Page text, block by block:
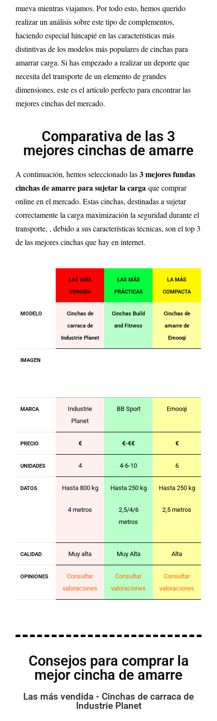
mueva mientras viajamos.Por todo esto, hemos querido
realizar un análisis sobre este tipo de complementos,
haciendo especial hincapié en las características más
distintivas de los modelos más populares de cinchas para
amarrar carga. Si has empezado a realizar un deporte que
necesita del transporte de un elemento de grandes
dimensiones, este es el artículo perfecto para encontrar las
mejores cinchas del mercado.
Comparativa de las 3
mejores cinchas de amarre
A continuación, hemos seleccionado las3mejores fundas
cinchas de amarre para sujetar la cargaque comprar
online en el mercado. Estas cinchas, destinadas a sujetar
correctamente la carga maximización la seguridad durante el
transporte, , debido a sus características técnicas, son el top 3
de las mejores cinchas que hay en internet.
LAS MÁS
VENDIDA
LAS MÁS
PRÁCTICAS
LA MÁS
COMPACTA
MODELO
Cinchas de
carraca de
Industrie Planet
Cinchas Build
and Fitness
Cinchas de
amarre de
Emooqi
IMAGEN
MARCA
Industrie
Planet
BB Sport Emooqi
PRECIO € €-€€ €
UNIDADES 4 4-6-10 6
DATOS Hasta 800 kg
4 metros
Hasta 250 kg
2,5/4/6
metros
Hasta 250 kg
2,5 metros
CALIDAD Muy alta Muy Alta Alta
OPINIONES
Consultar
valoraciones
Consultar
valoraciones
Consultar
valoraciones
Consejos para comprar la
mejor cincha de amarre
Las más vendida - Cinchas de carraca de
Industrie Planet